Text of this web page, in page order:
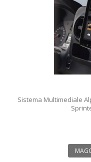
Sistema Multimediale